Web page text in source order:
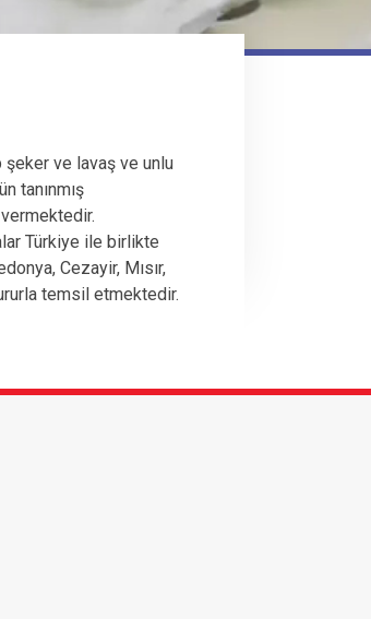
şeker ve lavaş ve unlu
tanınmış
Türkiye ile birlikte
Cezayir, Mısır,
temsil etmektedir.